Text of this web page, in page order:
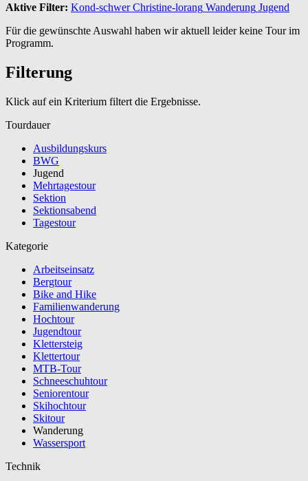
Aktive Filter: Kond-schwerChristine-lorang Wanderung Jugend
Für die gewünschte Auswahl haben wir aktuell leider keine Tour im
Programm.
Filterung
Klick auf ein Kriterium filtert die Ergebnisse.
Tourdauer
Ausbildungskurs
BWG
Jugend
Mehrtagestour
Sektion
Sektionsabend
Tagestour
Kategorie
Arbeitseinsatz
Bergtour
Bike and Hike
Familienwanderung
Hochtour
Jugendtour
Klettersteig
Klettertour
MTB-Tour
Schneeschuhtour
Seniorentour
Skihochtour
Skitour
Wanderung
Wassersport
Technik